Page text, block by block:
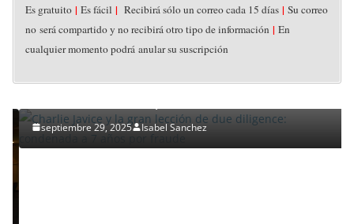
Es gratuito | Es fácil | Recibirá sólo un correo cada 15 días | Su correo
no será compartido y no recibirá otro tipo de información | En
cualquier momento podrá anular su suscripción
ACUERDOS (DEALS) CAPITAL DE RIESGO CORPORATIVO
DESTACADOS
FUSIONES & ADQUISICIONES
STARTUPS
VICISITUDES INTRA-CORPORATIVAS
Charlie Javice y la gran lección de due diligence:
septiembre 29, 2025 Isabel Sanchez